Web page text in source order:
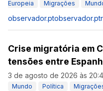
Europeia
Migrações
observador.ptobservador.pt
Crise migratória em
tensões entre
3 de agosto de 2026 às
Mundo Política